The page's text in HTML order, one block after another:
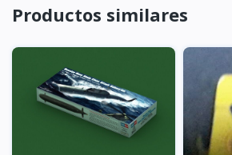
Productos similares